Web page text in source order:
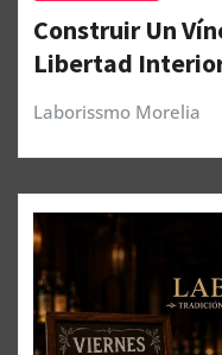
Construir Un
Libertad
Laborissmo Morelia